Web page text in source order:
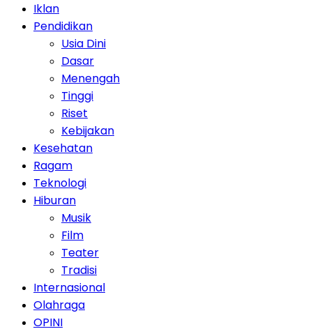
Iklan
Pendidikan
Usia Dini
Dasar
Menengah
Tinggi
Riset
Kebijakan
Kesehatan
Ragam
Teknologi
Hiburan
Musik
Film
Teater
Tradisi
Internasional
Olahraga
OPINI